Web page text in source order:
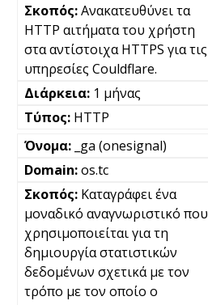
Ανακατευθύνει τα
HTTP αιτήματα του χρήστη
στα αντίστοιχα HTTPS για τις
υπηρεσίες Couldflare.
1 μήνας
HTTP
_ga (onesignal)
os.tc
Καταγράφει ένα
μοναδικό αναγνωριστικό που
χρησιμοποιείται για τη
δημιουργία στατιστικών
δεδομένων σχετικά με τον
τρόπο με τον οποίο ο